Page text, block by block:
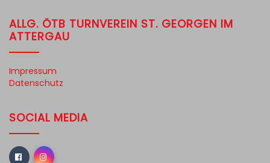
ALLG. ÖTB TURNVEREIN ST. GEORGEN IM
ATTERGAU
Impressum
Datenschutz
SOCIAL MEDIA